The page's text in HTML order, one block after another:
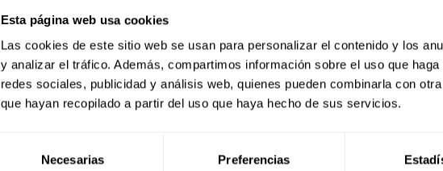
Esta página web usa cookies
Las cookies de este sitio web se usan para personalizar el contenido y los
y analizar el tráfico. Además, compartimos información sobre el uso que
redes sociales, publicidad y análisis web, quienes pueden combinarla con
que hayan recopilado a partir del uso que haya hecho de sus servicios.
Necesarias Preferencias